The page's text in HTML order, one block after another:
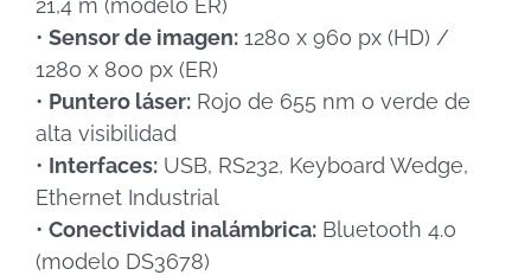
• Sensor de imagen: 1280 x 960 px (HD) /
1280 x 800 px (ER)
• Puntero láser: Rojo de 655 nm o verde de
alta visibilidad
• Interfaces: USB, RS232, Keyboard Wedge,
Ethernet Industrial
• Conectividad inalámbrica: Bluetooth 4.0
(modelo DS3678)